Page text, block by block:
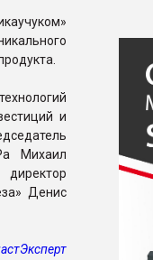
и
Михаил
Денис